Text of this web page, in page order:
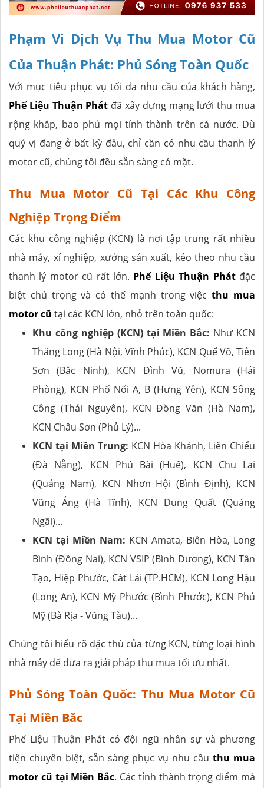
Phạm Vi Dịch Vụ Thu Mua Motor Cũ
Của Thuận Phát: Phủ Sóng Toàn Quốc
Với mục tiêu phục vụ tối đa nhu cầu của khách hàng,
Phế Liệu Thuận Phát đã xây dựng mạng lưới thu mua
rộng khắp, bao phủ mọi tỉnh thành trên cả nước. Dù
quý vị đang ở bất kỳ đâu, chỉ cần có nhu cầu thanh lý
motor cũ, chúng tôi đều sẵn sàng có mặt.
Thu Mua Motor Cũ Tại Các Khu Công
Nghiệp Trọng Điểm
Các khu công nghiệp (KCN) là nơi tập trung rất nhiều
nhà máy, xí nghiệp, xưởng sản xuất, kéo theo nhu cầu
thanh lý motor cũ rất lớn. Phế Liệu Thuận Phátđặc
biệt chú trọng và có thế mạnh trong việcthu mua
motor cũ tại các KCN lớn, nhỏ trên toàn quốc:
Khu công nghiệp (KCN) tại Miền Bắc: Như KCN
Thăng Long (Hà Nội, Vĩnh Phúc), KCN Quế Võ, Tiên
Sơn (Bắc Ninh), KCN Đình Vũ, Nomura (Hải
Phòng), KCN Phố Nối A, B (Hưng Yên), KCN Sông
Công (Thái Nguyên), KCN Đồng Văn (Hà Nam),
KCN Châu Sơn (Phủ Lý)...
KCN tại Miền Trung: KCN Hòa Khánh, Liên Chiểu
(Đà Nẵng), KCN Phú Bài (Huế), KCN Chu Lai
(Quảng Nam), KCN Nhơn Hội (Bình Định), KCN
Vũng Áng (Hà Tĩnh), KCN Dung Quất (Quảng
Ngãi)...
KCN tại Miền Nam: KCN Amata, Biên Hòa, Long
Bình (Đồng Nai), KCN VSIP (Bình Dương), KCN Tân
Tạo, Hiệp Phước, Cát Lái (TP.HCM), KCN Long Hậu
(Long An), KCN Mỹ Phước (Bình Phước), KCN Phú
Mỹ (Bà Rịa - Vũng Tàu)...
Chúng tôi hiểu rõ đặc thù của từng KCN, từng loại hình
nhà máy để đưa ra giải pháp thu mua tối ưu nhất.
Phủ Sóng Toàn Quốc: Thu Mua Motor Cũ
Tại Miền Bắc
Phế Liệu Thuận Phát có đội ngũ nhân sự và phương
tiện chuyên biệt, sẵn sàng phục vụ nhu cầuthu mua
motor cũ tại Miền Bắc. Các tỉnh thành trọng điểm mà